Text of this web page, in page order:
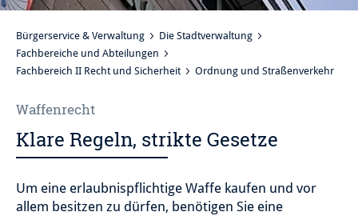
Bürgerservice & Verwaltung
Die Stadtverwaltung
Fachbereiche und Abteilungen
Fachbereich II Recht und Sicherheit
Ordnung und Straßenverkehr
Waffenrecht
Klare Regeln, strikte Gesetze
Um eine erlaubnispflichtige Waffe kaufen und vor
allem besitzen zu dürfen, benötigen Sie eine